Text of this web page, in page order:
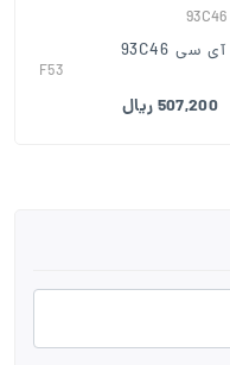
93C46
آی سی 93C46
F53
507,200 ریال